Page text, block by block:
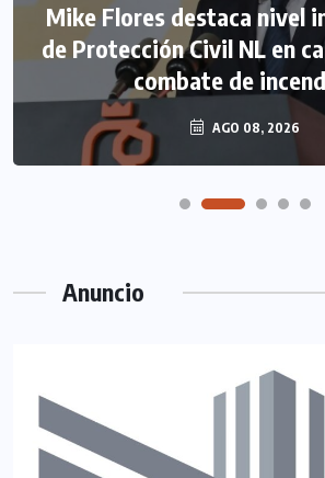
Mike Flores destaca nivel
de Protección Civil NL en
combate de
AGO 08, 2026
Anuncio